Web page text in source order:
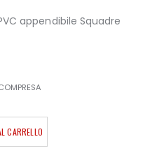
appendibile Squadre
CARRELLO